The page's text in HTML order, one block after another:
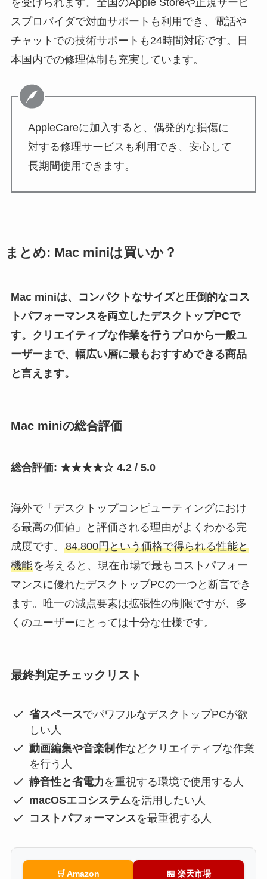
スプロバイダで対面サポートも利用でき、電話や
チャットでの技術サポートも24時間対応です。日
本国内での修理体制も充実しています。
AppleCareに加入すると、偶発的な損傷に
対する修理サービスも利用でき、安心して
長期間使用できます。
まとめ: Mac miniは買いか？
Mac miniは、コンパクトなサイズと圧倒的なコス
トパフォーマンスを両立したデスクトップPCで
す。クリエイティブな作業を行うプロから一般ユ
ーザーまで、幅広い層に最もおすすめできる商品
と言えます。
Mac miniの総合評価
総合評価: ★★★★☆ 4.2 / 5.0
海外で「デスクトップコンピューティングにおけ
る最高の価値」と評価される理由がよくわかる完
成度です。 84,800円という価格で得られる性能と
機能を考えると、現在市場で最もコストパフォー
マンスに優れたデスクトップPCの一つと断言でき
ます。唯一の減点要素は拡張性の制限ですが、多
くのユーザーにとっては十分な仕様です。
最終判定チェックリスト
省スペースでパワフルなデスクトップPCが欲
しい人
動画編集や音楽制作などクリエイティブな作業
を行う人
静音性と省電力 を重視する環境で使用する人
macOSエコシステムを活用したい人
コストパフォーマンスを最重視する人
🛒 Amazon 🏪 楽天市場